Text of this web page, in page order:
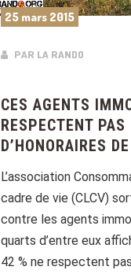
25 mars 2015
PAR LA RANDO
CES AGENTS
RESPECTENT
D’HONORAIRES
L’association
cadre de vie (CLCV)
contre les agents
quarts d’entre eux
42 % ne respectent